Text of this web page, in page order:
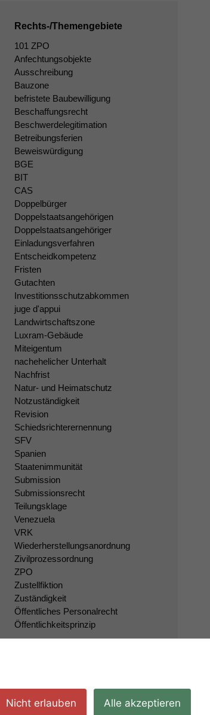
Rechts-/Themengebiete
101 ZPO
Anfechtungsobjekte
Ausschreibung
Bauzone
befristete Baubewilligung
Beschaffungsrecht
Beschwerdelegitimation
Betreibungsferien
Beweiswürdigung
BGE
BIT
CAS
Doppelbürger
Doppelstaatsangehörigen
Doppelstaatsangehöriger
Einladungsverfahren
Entscheidkompetenz
Fristen
Gutachten
Investitionsschutzabkommen
juge d'appui
Landwirtschaftszone
Luxram-Gebäude
Miteigentum
nachehelicher Unterhalt
Nachfrist
Natur- und Heimatschutz
Notzuständigkeit
Revision
Schiedsrichterernennung
SFV
Spanien
Staatenimmunität
Submission
Submissionsrecht
Teilungsklage
Venezuela
VRK
Wiederherstellungsanordnung
Zivilprozessordnung
ZPO
Zustellfiktion
Zuständigkeit
Öffentliches Personalrecht
Öffentlichkeitsprinzip
Nicht erlauben Alle akzeptieren